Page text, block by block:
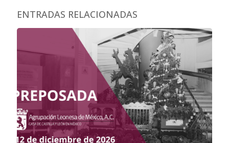
ENTRADAS RELACIONADAS